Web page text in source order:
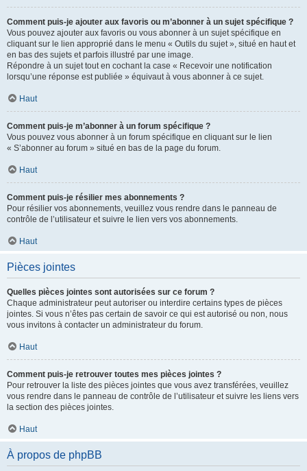
Comment puis-je ajouter aux favoris ou m’abonner à un sujet spécifique ?
Vous pouvez ajouter aux favoris ou vous abonner à un sujet spécifique en
cliquant sur le lien approprié dans le menu « Outils du sujet », situé en haut et
en bas des sujets et parfois illustré par une image.
Répondre à un sujet tout en cochant la case « Recevoir une notification
lorsqu’une réponse est publiée » équivaut à vous abonner à ce sujet.
Haut
Comment puis-je m’abonner à un forum spécifique ?
Vous pouvez vous abonner à un forum spécifique en cliquant sur le lien
« S’abonner au forum » situé en bas de la page du forum.
Haut
Comment puis-je résilier mes abonnements ?
Pour résilier vos abonnements, veuillez vous rendre dans le panneau de
contrôle de l’utilisateur et suivre le lien vers vos abonnements.
Haut
Pièces jointes
Quelles pièces jointes sont autorisées sur ce forum ?
Chaque administrateur peut autoriser ou interdire certains types de pièces
jointes. Si vous n’êtes pas certain de savoir ce qui est autorisé ou non, nous
vous invitons à contacter un administrateur du forum.
Haut
Comment puis-je retrouver toutes mes pièces jointes ?
Pour retrouver la liste des pièces jointes que vous avez transférées, veuillez
vous rendre dans le panneau de contrôle de l’utilisateur et suivre les liens vers
la section des pièces jointes.
Haut
À propos de phpBB